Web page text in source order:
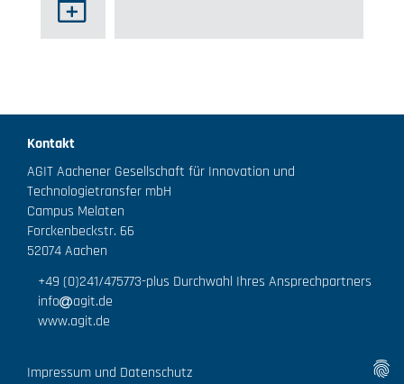
Kontakt
AGIT Aachener Gesellschaft für Innovation und
Technologietransfer mbH
Campus Melaten
Forckenbeckstr. 66
52074 Aachen
+49 (0)241/475773-plus Durchwahl Ihres Ansprechpartners
info
agit.de
www.agit.de
Impressum und Datenschutz